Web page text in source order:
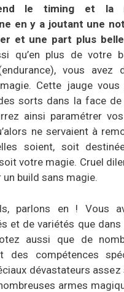
le timing et la
en y a joutant une
et une part plus
qu’en plus de votre
vous avez
Cette jauge
sorts dans la face de
ainsi paramétrer
ne servaient à
soient, soit
votre magie. Cruel
un build sans magie.
parlons en ! Vous
et de variétés que dans
aussi que de
des compétences
dévastateurs
armes